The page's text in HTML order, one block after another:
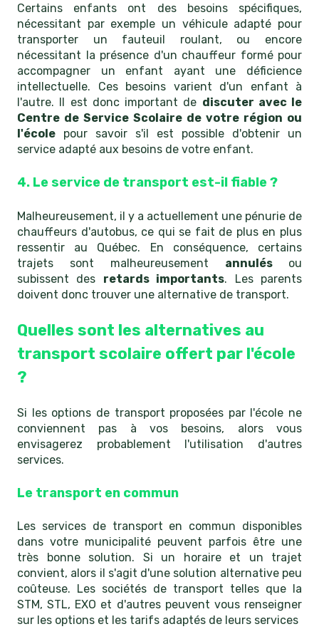
Certains enfants ont des besoins spécifiques,
nécessitant par exemple un véhicule adapté pour
transporter un fauteuil roulant, ou encore
nécessitant la présence d'un chauffeur formé pour
accompagner un enfant ayant une déficience
intellectuelle. Ces besoins varient d'un enfant à
l'autre. Il est donc important de discuter avec le
Centre de Service Scolaire de votre région ou
l'école pour savoir s'il est possible d'obtenir un
service adapté aux besoins de votre enfant.
4. Le service de transport est-il fiable ?
Malheureusement, il y a actuellement une pénurie de
chauffeurs d'autobus, ce qui se fait de plus en plus
ressentir au Québec. En conséquence, certains
trajets sont malheureusement annulés ou
subissent des retards importants. Les parents
doivent donc trouver une alternative de transport.
Quelles sont les alternatives au
transport scolaire offert par l'école
?
Si les options de transport proposées par l'école ne
conviennent pas à vos besoins, alors vous
envisagerez probablement l'utilisation d'autres
services.
Le transport en commun
Les services de transport en commun disponibles
dans votre municipalité peuvent parfois être une
très bonne solution. Si un horaire et un trajet
convient, alors il s'agit d'une solution alternative peu
coûteuse. Les sociétés de transport telles que la
STM, STL, EXO et d'autres peuvent vous renseigner
sur les options et les tarifs adaptés de leurs services